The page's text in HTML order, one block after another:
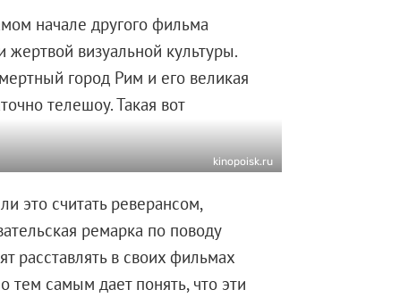
начале другого фильма
жертвой визуальной культуры.
город Рим и его великая
телешоу. Такая вот
kinopoisk.ru
это считать реверансом,
ремарка по поводу
расставлять в своих фильмах
самым дает понять, что эти